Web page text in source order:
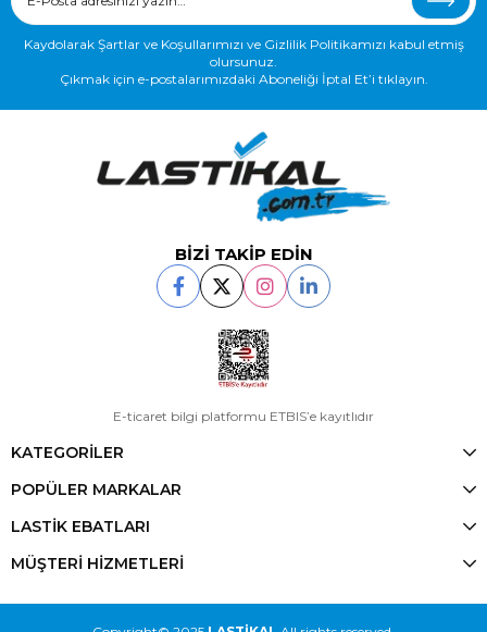
Kaydolarak Şartlar ve Koşullarımızı ve Gizlilik Politikamızı kabul etmiş
olursunuz.
Çıkmak için e-postalarımızdaki Aboneliği İptal Et’i tıklayın.
BİZİ TAKİP EDİN
E-ticaret bilgi platformu ETBIS’e kayıtlıdır
KATEGORİLER
POPÜLER MARKALAR
LASTİK EBATLARI
MÜŞTERİ HİZMETLERİ